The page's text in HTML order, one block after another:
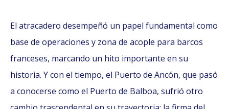
El atracadero desempeñó un papel fundamental como
base de operaciones y zona de acople para barcos
franceses, marcando un hito importante en su
historia. Y con el tiempo, el Puerto de Ancón, que pasó
a conocerse como el Puerto de Balboa, sufrió otro